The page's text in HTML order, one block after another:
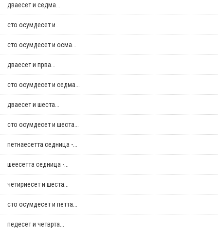
дваесет и седма...
сто осумдесет и...
сто осумдесет и осма...
дваесет и прва...
сто осумдесет и седма...
дваесет и шеста...
сто осумдесет и шеста...
петнаесетта седница -...
шеесетта седница -...
четириесет и шеста...
сто осумдесет и петта...
педесет и четврта...